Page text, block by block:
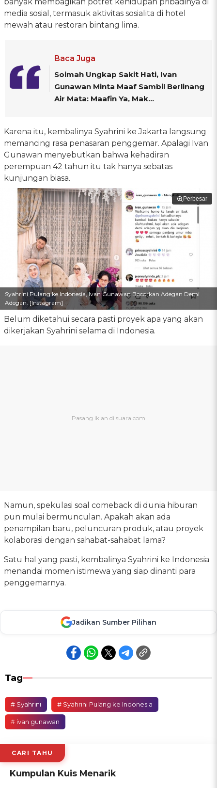
media sosial, termasuk aktivitas sosialita di hotel
mewah atau restoran bintang lima.
Baca Juga
Soimah Ungkap Sakit Hati, Ivan
Gunawan Minta Maaf Sambil Berlinang
Air Mata: Maafin Ya, Mak...
Karena itu, kembalinya Syahrini ke Jakarta langsung
memancing rasa penasaran penggemar. Apalagi Ivan
Gunawan menyebutkan bahwa kehadiran
perempuan 42 tahun itu tak hanya sebatas
kunjungan biasa.
Perbesar
Syahrini Pulang ke Indonesia, Ivan Gunawan Bocorkan Adegan Demi
Adegan. [Instagram]
Belum diketahui secara pasti proyek apa yang akan
dikerjakan Syahrini selama di Indonesia.
Namun, spekulasi soal comeback di dunia hiburan
pun mulai bermunculan. Apakah akan ada
penampilan baru, peluncuran produk, atau proyek
kolaborasi dengan sahabat-sahabat lama?
Satu hal yang pasti, kembalinya Syahrini ke Indonesia
menandai momen istimewa yang siap dinanti para
penggemarnya.
Jadikan Sumber Pilihan
Tag
# Syahrini # Syahrini Pulang ke Indonesia
# ivan gunawan
CARI TAHU
Kumpulan Kuis Menarik